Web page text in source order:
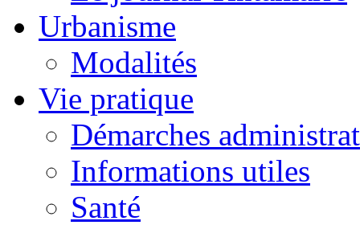
Urbanisme
Modalités
Vie pratique
Démarches
Informations utiles
Santé